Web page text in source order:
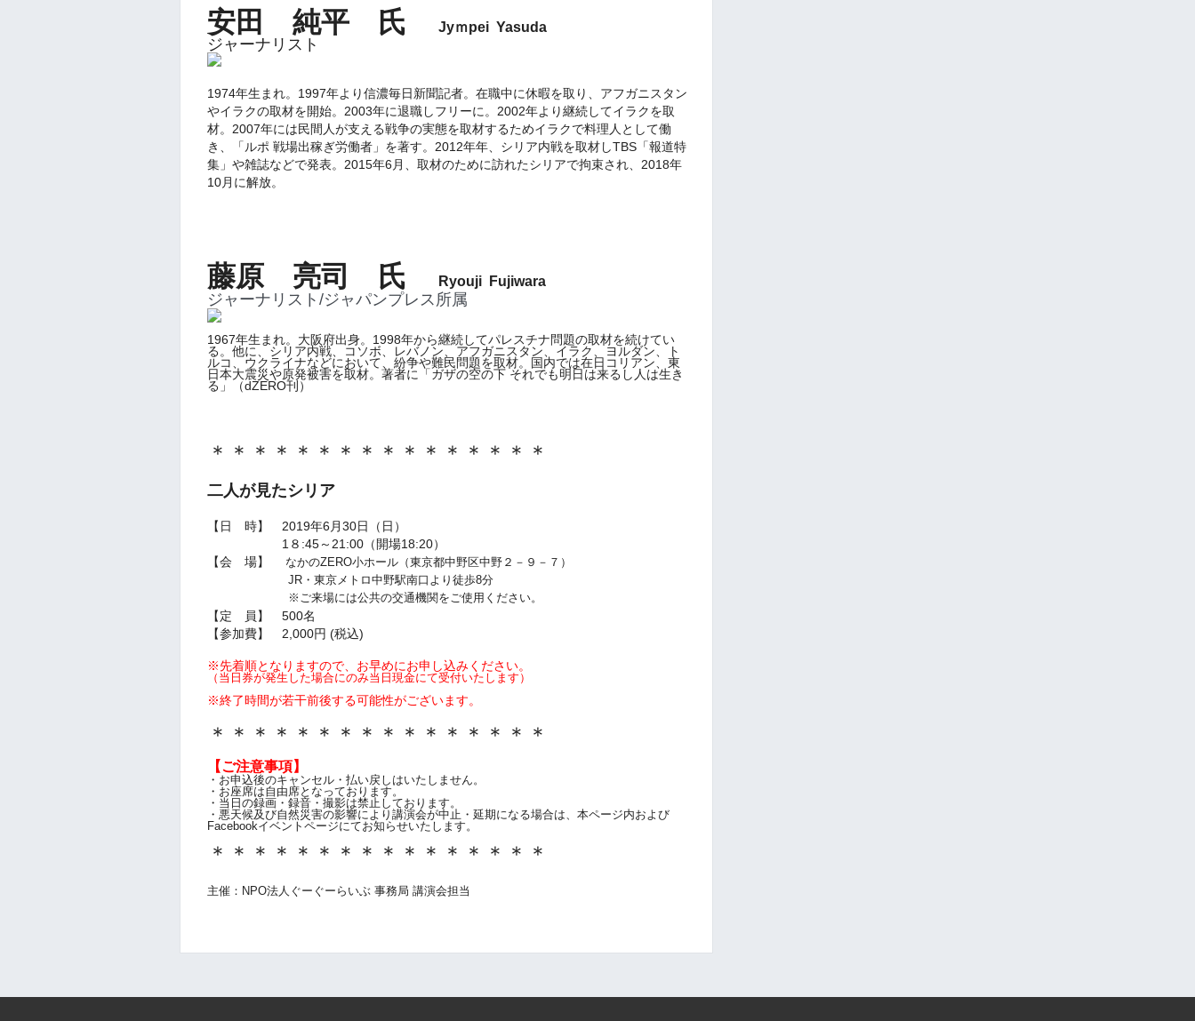
安田 純平 氏 Jyｍpei Yasuda
ジャーナリスト
1974年生まれ。1997年より信濃毎日新聞記者。在職中に休暇を取り、アフガニスタン
やイラクの取材を開始。2003年に退職しフリーに。2002年より継続してイラクを取
材。2007年には民間人が支える戦争の実態を取材するためイラクで料理人として働
き、「ルポ 戦場出稼ぎ労働者」を著す。2012年年、シリア内戦を取材しTBS「報道特
集」や雑誌などで発表。2015年6月、取材のために訪れたシリアで拘束され、2018年
10月に解放。
藤原 亮司 氏 Ryouji Fujiwara
ジャーナリスト/ジャパンプレス所属
1967年生まれ。大阪府出身。1998年から継続してパレスチナ問題の取材を続けてい
る。他に、シリア内戦、コソボ、レバノン、アフガニスタン、イラク、ヨルダン、ト
ルコ、ウクライナなどにおいて、紛争や難民問題を取材。国内では在日コリアン、東
日本大震災や原発被害を取材。著者に「ガザの空の下 それでも明日は来るし人は生き
る」（dZERO刊）
＊＊＊＊＊＊＊＊＊＊＊＊＊＊＊＊
二人が見たシリア
【日 時】 2019年6月30日（日）
1８:45～21:00（開場18:20）
【会 場】
なかのZERO小ホール（東京都中野区中野２－９－７）
JR・東京メトロ中野駅南口より徒歩8分
※ ご来場には公共の交通機関をご使用ください。
【定 員】 500名
【参加費】 2,000円 (税込)
※先着順となりますので、お早めにお申し込みください。
（当日券が発生した場合にのみ当日現金にて受付いたします）
※終了時間が若干前後する可能性がございます。
＊＊＊＊＊＊＊＊＊＊＊＊＊＊＊＊
【ご注意事項】
・お申込後のキャンセル・払い戻しはいたしません。
・お座席は自由席となっております。
・当日の録画・録音・撮影は禁止しております。
・悪天候及び自然災害の影響により講演会が中止・延期になる場合は、本ページ内および
Facebookイベントページにてお知らせいたします。
＊＊＊＊＊＊＊＊＊＊＊＊＊＊＊＊
主催：NPO法人ぐーぐーらいぶ 事務局 講演会担当